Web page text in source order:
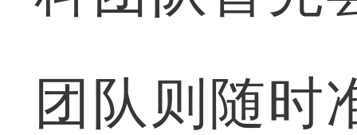
团队则随时